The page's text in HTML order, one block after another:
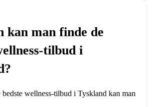
kan man finde de
tilbud i
wellness-tilbud i Tyskland kan man